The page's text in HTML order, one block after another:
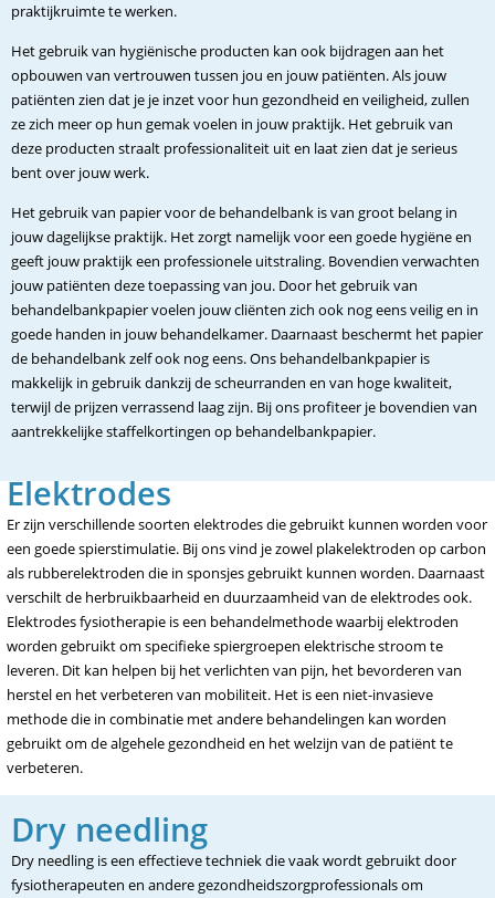
praktijkruimte te werken.
Het gebruik van hygiënische producten kan ook bijdragen aan het
opbouwen van vertrouwen tussen jou en jouw patiënten. Als jouw
patiënten zien dat je je inzet voor hun gezondheid en veiligheid, zullen
ze zich meer op hun gemak voelen in jouw praktijk. Het gebruik van
deze producten straalt professionaliteit uit en laat zien dat je serieus
bent over jouw werk.
Het gebruik van papier voor de behandelbank is van groot belang in
jouw dagelijkse praktijk. Het zorgt namelijk voor een goede hygiëne en
geeft jouw praktijk een professionele uitstraling. Bovendien verwachten
jouw patiënten deze toepassing van jou. Door het gebruik van
behandelbankpapier voelen jouw cliënten zich ook nog eens veilig en in
goede handen in jouw behandelkamer. Daarnaast beschermt het papier
de behandelbank zelf ook nog eens. Ons behandelbankpapier is
makkelijk in gebruik dankzij de scheurranden en van hoge kwaliteit,
terwijl de prijzen verrassend laag zijn. Bij ons profiteer je bovendien van
aantrekkelijke staffelkortingen op behandelbankpapier.
Elektrodes
Er zijn verschillende soorten elektrodes die gebruikt kunnen worden voor
een goede spierstimulatie. Bij ons vind je zowel plakelektroden op carbon
als rubberelektroden die in sponsjes gebruikt kunnen worden. Daarnaast
verschilt de herbruikbaarheid en duurzaamheid van de elektrodes ook.
Elektrodes fysiotherapie is een behandelmethode waarbij elektroden
worden gebruikt om specifieke spiergroepen elektrische stroom te
leveren. Dit kan helpen bij het verlichten van pijn, het bevorderen van
herstel en het verbeteren van mobiliteit. Het is een niet-invasieve
methode die in combinatie met andere behandelingen kan worden
gebruikt om de algehele gezondheid en het welzijn van de patiënt te
verbeteren.
Dry needling
Dry needling is een effectieve techniek die vaak wordt gebruikt door
fysiotherapeuten en andere gezondheidszorgprofessionals om